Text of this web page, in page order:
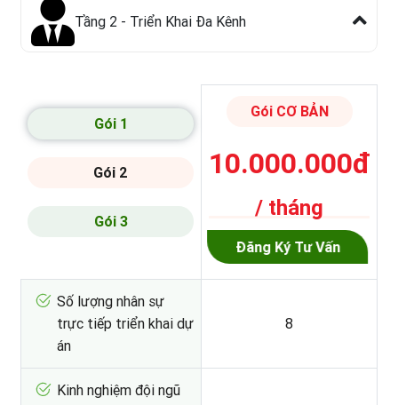
Tầng 2 - Triển Khai Đa Kênh
Gói 1
Gói 2
Gói 3
Gói CƠ BẢN
10.000.000đ
/ tháng
Đăng Ký Tư Vấn
Số lượng nhân sự
trực tiếp triển khai dự
án
8
Kinh nghiệm đội ngũ